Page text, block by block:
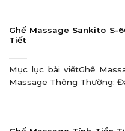
Ghế Massage Sankito S-
Tiết
Mục lục bài viếtGhế
Massage Thông Thường: